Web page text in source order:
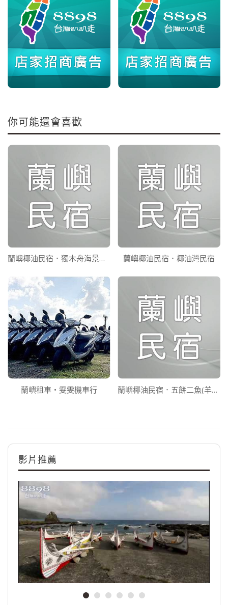
你可能還會喜歡
蘭嶼椰油民宿．獨木舟海景山莊 蘭嶼椰油民宿．椰油灣民宿
蘭嶼租車‧雯雯機車行 蘭嶼椰油民宿．五餅二魚(羊咩咩)民宿
影片推薦